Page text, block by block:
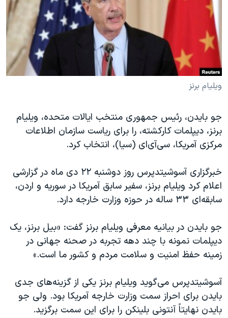
فرهنگ و زندگی
حقوق شهروندی
اقتصادی
علم و فناوری
اسرائیل در جنگ
آرشیو پخش زنده
مستندها
انتخابات ریاست جمهوری آمریکا ۲۰۲۴
حمله جمهوری اسلامی به اسرائیل
رمز مهسا
ورزش زنان در ایران
مجموعه مستندهای دادخواهی
تریبونال مردمی آبان ۹۸
چهل سال گروگان‌گیری
قانون شفافیت دارائی کادر رهبری ایران
اسرائیل در جنگ
نرگس محمدی برنده جایزه نوبل صلح
صفحه‌های ویژه
سفر پرزیدنت ترامپ به چین
دنبال کنید
زبانهای مختلف
ویلیام برنز
جو بایدن، رئیس جمهوری منتخب ایالات متحده، ویلیام
برنز، دیپلمات کارکشته، را برای ریاست سازمان اطلاعات
مرکزی آمریکا، سی‌آی‌ای (سیا)، انتخاب کرد.
خبرگزاری آسوشیتدپرس روز دوشنبه ۲۲ دی ماه در گزارشی
اعلام کرد ویلیام برنز، سفیر سابق آمریکا در سوریه و اردن،
سابقه‌ای ۳۳ ساله در حوزه وزارت خارجه دارد.
جو بایدن در بیانیه معرفی ویلیام برنز گفت: «بیل برنز، یک
دیپلمات نمونه با چند دهه تجربه در صحنه جهانی در
زمینه حفظ امنیت و سلامت مردم‌ و کشور ما است.»
آسوشیتدپرس می‌گوید ویلیام برنز یکی از گزینه‌های جدی
بایدن برای احراز سمت وزارت خارجه آمریکا بود. ولی جو
بایدن نهایتاً آنتونی بلینکن را برای این سمت برگزید.